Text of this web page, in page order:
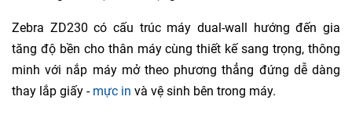
Zebra ZD230 có cấu trúc máy dual-wall hướng đến gia
tăng độ bền cho thân máy cùng thiết kế sang trọng, thông
minh với nắp máy mở theo phương thẳng đứng dễ dàng
thay lắp giấy - mực in và vệ sinh bên trong máy.